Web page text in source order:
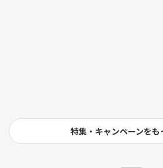
特集・キャンペーンをも